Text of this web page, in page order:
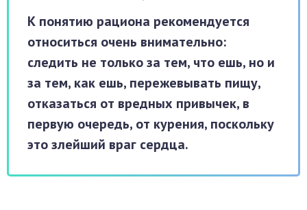
К понятию рациона рекомендуется
относиться очень внимательно:
следить не только за тем, что ешь, но и
за тем, как ешь, пережевывать пищу,
отказаться от вредных привычек, в
первую очередь, от курения, поскольку
это злейший враг сердца.